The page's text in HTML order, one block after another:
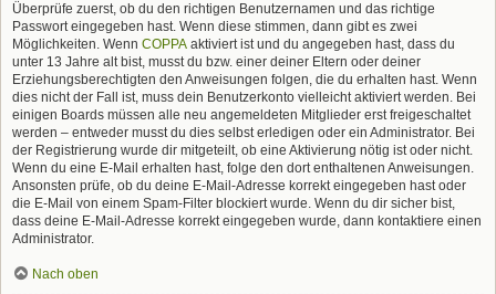
Überprüfe zuerst, ob du den richtigen Benutzernamen und das richtige
Passwort eingegeben hast. Wenn diese stimmen, dann gibt es zwei
Möglichkeiten. Wenn COPPA aktiviert ist und du angegeben hast, dass du
unter 13 Jahre alt bist, musst du bzw. einer deiner Eltern oder deiner
Erziehungsberechtigten den Anweisungen folgen, die du erhalten hast. Wenn
dies nicht der Fall ist, muss dein Benutzerkonto vielleicht aktiviert werden. Bei
einigen Boards müssen alle neu angemeldeten Mitglieder erst freigeschaltet
werden – entweder musst du dies selbst erledigen oder ein Administrator. Bei
der Registrierung wurde dir mitgeteilt, ob eine Aktivierung nötig ist oder nicht.
Wenn du eine E-Mail erhalten hast, folge den dort enthaltenen Anweisungen.
Ansonsten prüfe, ob du deine E-Mail-Adresse korrekt eingegeben hast oder
die E-Mail von einem Spam-Filter blockiert wurde. Wenn du dir sicher bist,
dass deine E-Mail-Adresse korrekt eingegeben wurde, dann kontaktiere einen
Administrator.
Nach oben